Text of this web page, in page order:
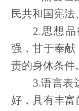
民共和国宪法
2.思想
强，甘于奉
责的身体条件。
3.语言表
好，具有丰